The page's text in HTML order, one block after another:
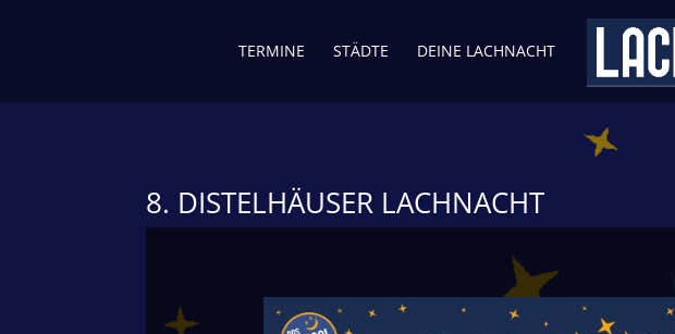
TERMINE STÄDTE DEINE LACHNACHT
8. DISTELHÄUSER LACHNACHT